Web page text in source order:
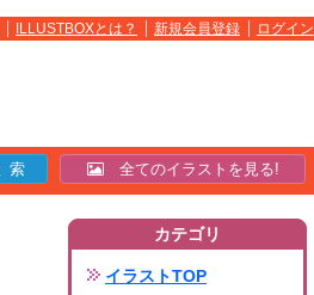
ILLUSTBOXとは？ 新規会員登録 ログイン
全てのイラストを見る!
カテゴリ
イラストTOP